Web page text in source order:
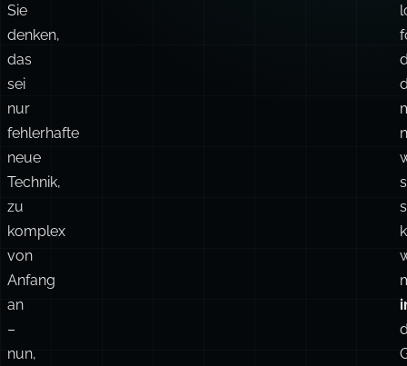
Sie
denken,
das
sei
nur
fehlerhafte
neue
Technik,
zu
komplex
von
Anfang
an
–
nun,